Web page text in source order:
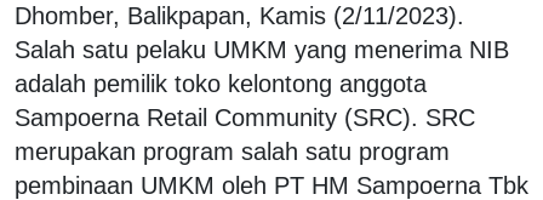
Dhomber, Balikpapan, Kamis (2/11/2023).
Salah satu pelaku UMKM yang menerima NIB
adalah pemilik toko kelontong anggota
Sampoerna Retail Community (SRC). SRC
merupakan program salah satu program
pembinaan UMKM oleh PT HM Sampoerna Tbk